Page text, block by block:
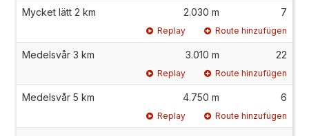
Mycket lätt 2 km 2.030 m 7
Replay Route hinzufügen
Medelsvår 3 km 3.010 m 22
Replay Route hinzufügen
Medelsvår 5 km 4.750 m 6
Replay Route hinzufügen